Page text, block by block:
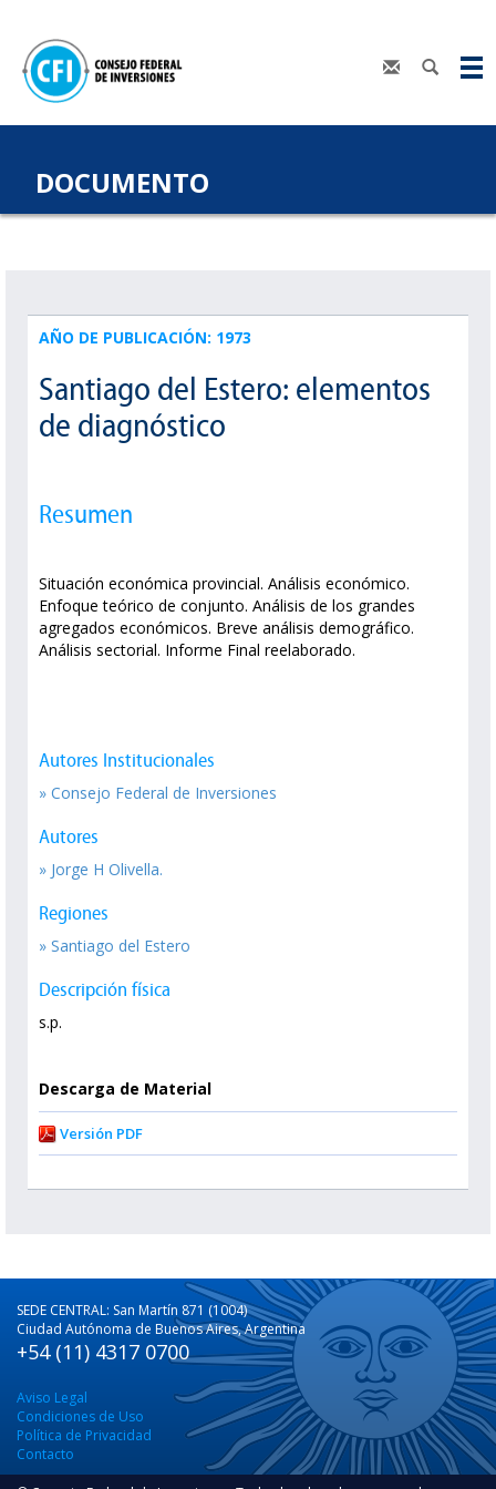
DOCUMENTO
AÑO DE PUBLICACIÓN: 1973
Santiago del Estero: elementos
de diagnóstico
Resumen
Situación económica provincial. Análisis económico.
Enfoque teórico de conjunto. Análisis de los grandes
agregados económicos. Breve análisis demográfico.
Análisis sectorial. Informe Final reelaborado.
Autores Institucionales
» Consejo Federal de Inversiones
Autores
» Jorge H Olivella.
Regiones
» Santiago del Estero
Descripción física
s.p.
Descarga de Material
Versión PDF
SEDE CENTRAL: San Martín 871 (1004)
Ciudad Autónoma de Buenos Aires, Argentina
+54 (11) 4317 0700
Aviso Legal
Condiciones de Uso
Política de Privacidad
Contacto